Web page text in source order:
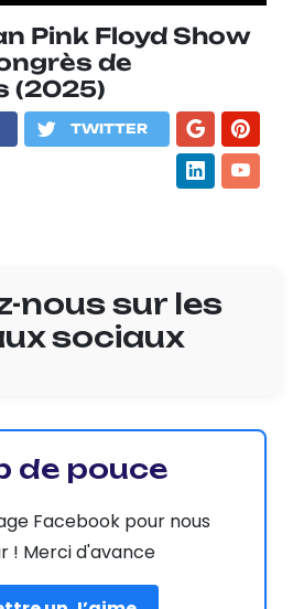
Pink Floyd Show
de
(2025)
TWITTER
nous sur les
sociaux
de pouce
Facebook pour nous
! Merci d'avance